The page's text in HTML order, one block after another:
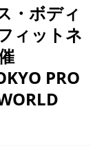
・ボディ
ィットネ
PRO